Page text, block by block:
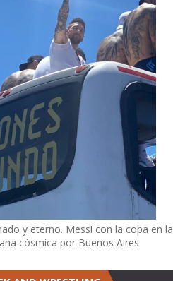
y eterno. Messi con la copa en la
cósmica por Buenos Aires